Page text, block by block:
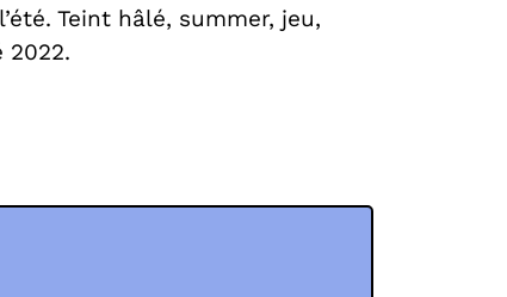
Teint hâlé, summer, jeu,
2022.